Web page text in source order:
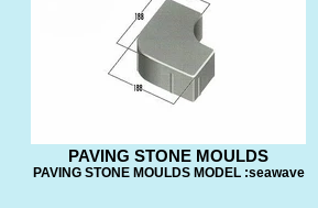
PAVING STONE MOULDS
PAVING STONE MOULDS MODEL :seawave